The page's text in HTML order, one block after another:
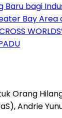
Baru bagi
Bay Area